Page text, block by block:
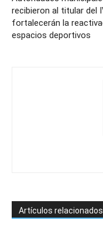
recibieron al titular del
fortalecerán la
espacios deportivos
Artículos relacionados